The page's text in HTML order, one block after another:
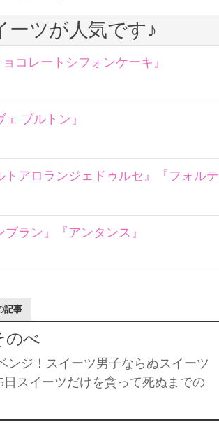
ーツが人気です♪
ョコレートシフォンケーキ』
ブルトン』
トアロランジェドゥルセ』『フォルテ
ラン』『アンタンス』
記事
のべ
ンジ！スイーツ男子ならぬスイーツ
日スイーツだけを貪って死ぬまでの